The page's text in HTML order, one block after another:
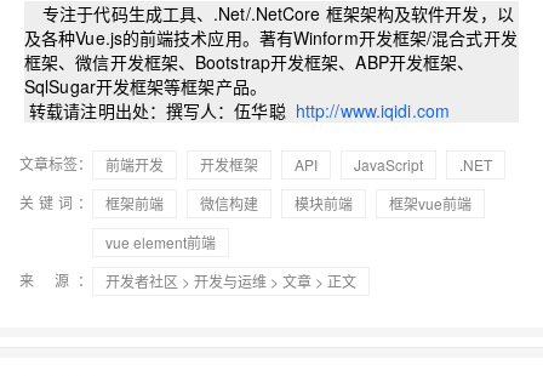
专注于代码生成工具、.Net/.NetCore 框架架构及软件开发，以
及各种Vue.js的前端技术应用。著有Winform开发框架/混合式开发
框架、微信开发框架、Bootstrap开发框架、ABP开发框架、
SqlSugar开发框架等框架产品。
转载请注明出处：撰写人：伍华聪 http://www.iqidi.com
文章标签： 前端开发 开发框架 API JavaScript
.NET
关键词：
框架前端 微信构建 模块前端
框架vue前端
vue element前端
来 源：
开发者社区 > 开发与运维 > 文章 > 正文